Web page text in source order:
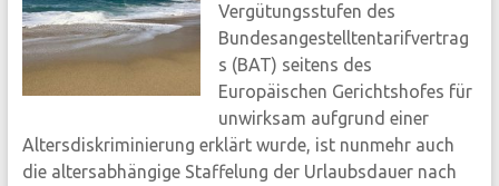
Vergütungsstufen des
Bundesangestelltentarifvertrag
s (BAT) seitens des
Europäischen Gerichtshofes für
unwirksam aufgrund einer
Altersdiskriminierung erklärt wurde, ist nunmehr auch
die altersabhängige Staffelung der Urlaubsdauer nach